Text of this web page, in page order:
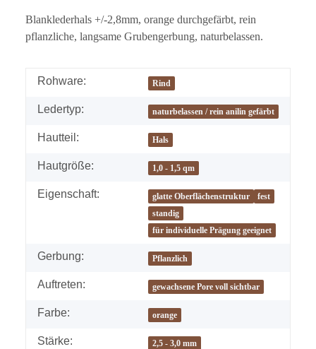
Blanklederhals +/-2,8mm, orange durchgefärbt, rein
pflanzliche, langsame Grubengerbung, naturbelassen.
Rohware: Rind
Ledertyp: naturbelassen / rein anilin gefärbt
Hautteil: Hals
Hautgröße: 1,0 - 1,5 qm
Eigenschaft: glatte Oberflächenstruktur
fest
standig
für individuelle Prägung geeignet
Gerbung: Pflanzlich
Auftreten: gewachsene Pore voll sichtbar
Farbe: orange
Stärke: 2,5 - 3,0 mm